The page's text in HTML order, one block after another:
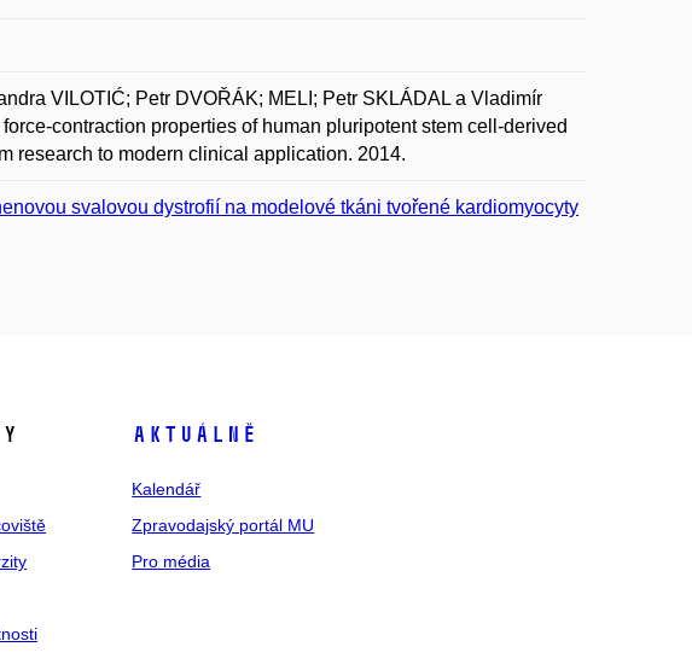
VILOTIĆ; Petr DVOŘÁK; MELI; Petr SKLÁDAL a Vladimír
contraction properties of human pluripotent stem cell-derived
research to modern clinical application. 2014.
svalovou dystrofií na modelové tkáni tvořené kardiomyocyty
Aktuálně
Kalendář
Zpravodajský portál MU
Pro média